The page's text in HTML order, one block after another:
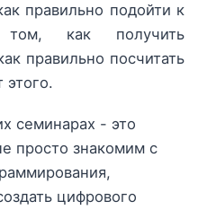
правильно подойти к
как получить
правильно посчитать
этого.
семинарах - это
просто знакомим с
цифрового